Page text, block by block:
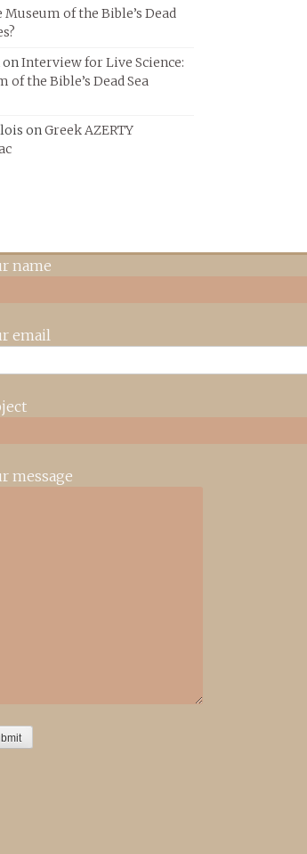
Museum of the Bible’s Dead
onInterview for Live Science:
of the Bible’s Dead Sea
onGreek AZERTY
name
email
message